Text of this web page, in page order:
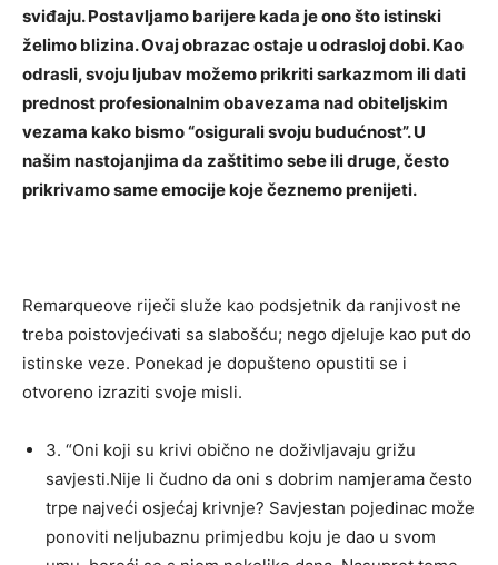
sviđaju. Postavljamo barijere kada je ono što istinski
želimo blizina. Ovaj obrazac ostaje u odrasloj dobi. Kao
odrasli, svoju ljubav možemo prikriti sarkazmom ili dati
prednost profesionalnim obavezama nad obiteljskim
vezama kako bismo “osigurali svoju budućnost”. U
našim nastojanjima da zaštitimo sebe ili druge, često
prikrivamo same emocije koje čeznemo prenijeti.
Remarqueove riječi služe kao podsjetnik da ranjivost ne
treba poistovjećivati ​​sa slabošću; nego djeluje kao put do
istinske veze. Ponekad je dopušteno opustiti se i
otvoreno izraziti svoje misli.
3. “Oni koji su krivi obično ne doživljavaju grižu
savjesti.Nije li čudno da oni s dobrim namjerama često
trpe najveći osjećaj krivnje? Savjestan pojedinac može
ponoviti neljubaznu primjedbu koju je dao u svom